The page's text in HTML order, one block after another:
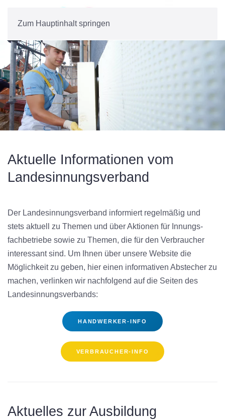
Zum Hauptinhalt springen
Aktuelle Informationen vom
Landesinnungs­verband
Der Landesinnungsverband informiert regelmäßig und
stets aktuell zu Themen und über Aktionen für Innungs­
fachbetriebe sowie zu Themen, die für den Verbraucher
interessant sind. Um Ihnen über unsere Website die
Möglichkeit zu geben, hier einen informativen Abstecher zu
machen, verlinken wir nachfolgend auf die Seiten des
Landesinnungsverbands:
HANDWERKER-INFO
VERBRAUCHER-INFO
Aktuelles zur Ausbildung